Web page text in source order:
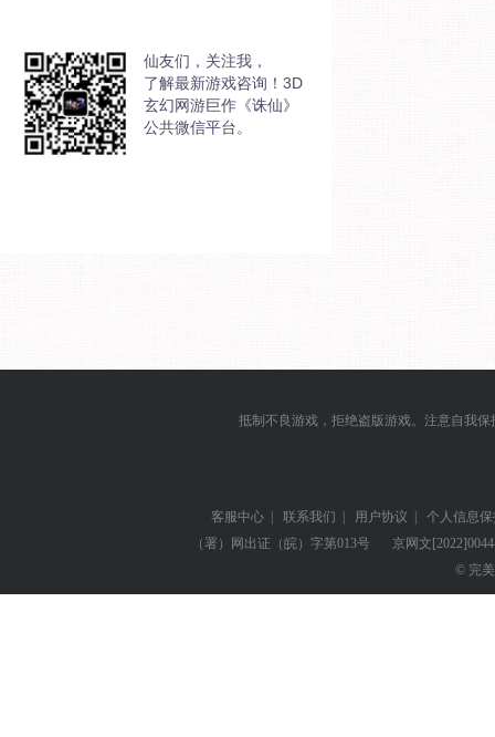
仙友们，关注我，
了解最新游戏咨询！3D
玄幻网游巨作《诛仙》
公共微信平台。
抵制不良游戏，拒绝盗版游戏。注意自我
客服中心 | 联系我们 | 用户协议 |
个人信息
（署）网出证（皖）字第013号
京网文
© 完美